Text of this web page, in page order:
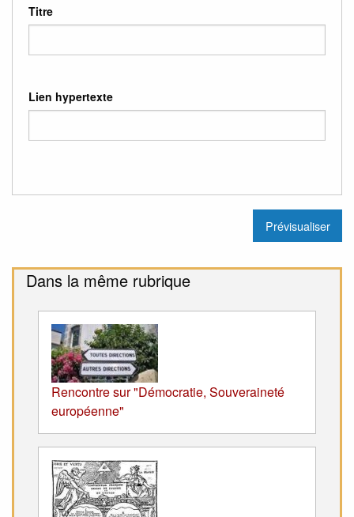
Titre
Lien hypertexte
Dans la même rubrique
Rencontre sur "Démocratie, Souveraineté
européenne"